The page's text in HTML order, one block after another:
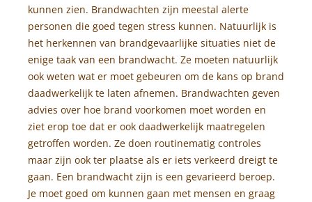
kunnen zien. Brandwachten zijn meestal alerte
personen die goed tegen stress kunnen. Natuurlijk is
het herkennen van brandgevaarlijke situaties niet de
enige taak van een brandwacht. Ze moeten natuurlijk
ook weten wat er moet gebeuren om de kans op brand
daadwerkelijk te laten afnemen. Brandwachten geven
advies over hoe brand voorkomen moet worden en
ziet erop toe dat er ook daadwerkelijk maatregelen
getroffen worden. Ze doen routinematig controles
maar zijn ook ter plaatse als er iets verkeerd dreigt te
gaan. Een brandwacht zijn is een gevarieerd beroep.
Je moet goed om kunnen gaan met mensen en graag